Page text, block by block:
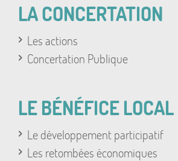
LA CONCERTATION
Les actions
Concertation Publique
LE BÉNÉFICE LOCAL
Le développement participatif
Les retombées économiques